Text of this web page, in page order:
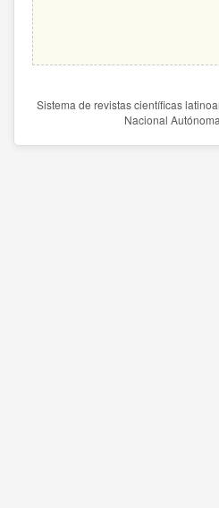
Sistema de revistas científicas
Nacional